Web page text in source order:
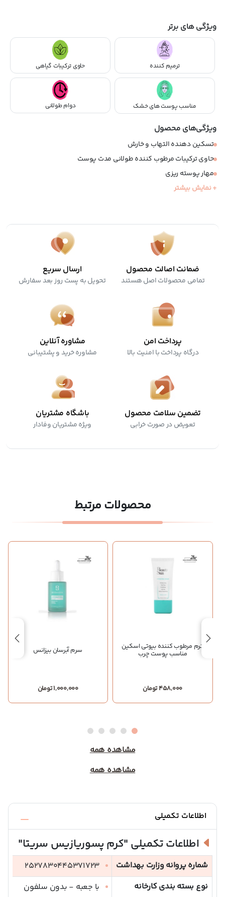
ویژگی های برتر
ترمیم کننده حاوی ترکیبات گیاهی
مناسب پوست های خشک دوام طولانی
ویژگی‌های محصول
تسکین دهنده التهاب و خارش
حاوی ترکیبات مرطوب کننده طولانی مدت پوست
مهار پوسته ریزی
موثر در درمان بیماری هایی مانند اگزما، پسوریازیس و درماتیت
+ نمایش بیشتر
ضمانت اصالت محصول
تمامی محصولات اصل هستند
ارسال سریع
تحویل به پست روز بعد سفارش
پرداخت امن
درگاه پرداخت با امنیت بالا
مشاوره آنلاین
مشاوره خرید و پشتیبانی
تضمین سلامت محصول
تعویض در صورت خرابی
باشگاه مشتریان
ویژه مشتریان وفادار
محصولات مرتبط
کرم مرطوب کننده بیوتی اسکین
مناسب پوست چرب
458,000 تومان
سرم آبرسان بیزانس
1,000,000 تومان
مشاهده همه
مشاهده همه
اطلاعات تکمیلی
اطلاعات تکمیلی "کرم پسوریازیس سریتا"
شماره پروانه وزارت بهداشت
2527830445371723
نوع بسته بندی کارخانه
با جعبه - بدون سلفون